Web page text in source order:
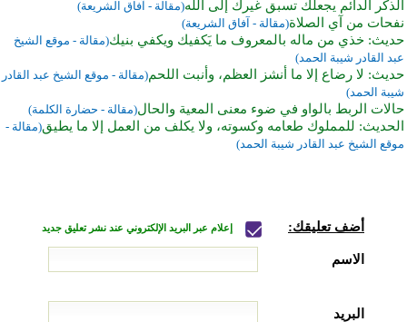
الذكر الدائم يجعلك تسبق غيرك إلى الله(مقالة - آفاق الشريعة)
نفحات من آي الصلاة(مقالة - آفاق الشريعة)
حديث: خذي من ماله بالمعروف ما يَكفيك ويكفي بنيك(مقالة - موقع الشيخ
عبد القادر شيبة الحمد)
حديث: لا رضاع إلا ما أنشز العظم، وأنبت اللحم(مقالة - موقع الشيخ عبد القادر
شيبة الحمد)
حالات الربط بالواو في ضوء معنى المعية والحال(مقالة - حضارة الكلمة)
الحديث: للمملوك طعامه وكسوته، ولا يكلف من العمل إلا ما يطيق(مقالة -
موقع الشيخ عبد القادر شيبة الحمد)
أضف تعليقك: إعلام عبر البريد الإلكتروني عند نشر تعليق جديد
الاسم
البريد